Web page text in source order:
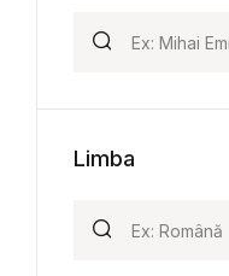
Limba